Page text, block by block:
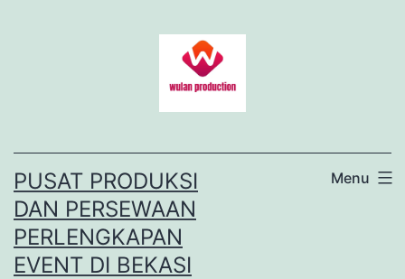
PUSAT PRODUKSI
DAN PERSEWAAN
PERLENGKAPAN
EVENT DI BEKASI
Menu